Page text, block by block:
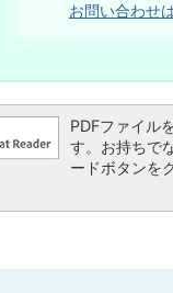
お問い合わせ
PDFファイル
す。お持ちで
ードボタンを